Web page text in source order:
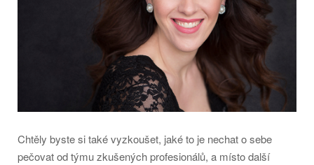
Chtěly byste si také vyzkoušet, jaké to je nechat o sebe
pečovat od týmu zkušených profesionálů, a místo další